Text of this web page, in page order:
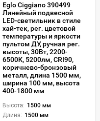
Eglo Ciggiano 390499
Линейный подвесной
LED-светильник в стиле
хай-тек, рег. цветовой
температуры и яркости
пультом ДУ, ручная рег.
высоты, 30Вт, 2200-
6500К, 5200лм, CRI90,
коричнево-бронзовый
металл, длина 1500 мм,
ширина 100 мм, высота
400-1800 мм
Высота: 1500 мм
Длина: 1500 мм